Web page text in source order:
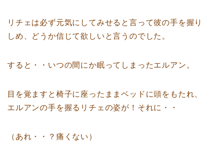
リチェは必ず元気にしてみせると言って彼の手を握り
しめ、どうか信じて欲しいと言うのでした。
すると・・いつの間にか眠ってしまったエルアン。
目を覚ますと椅子に座ったままベッドに頭をもたれ、
エルアンの手を握るリチェの姿が！それに・・
（あれ・・？痛くない）